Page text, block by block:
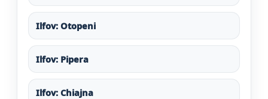
Ilfov: Otopeni
Ilfov: Pipera
Ilfov: Chiajna